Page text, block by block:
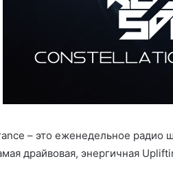
– это еженедельное радио
драйвовая, энергичная